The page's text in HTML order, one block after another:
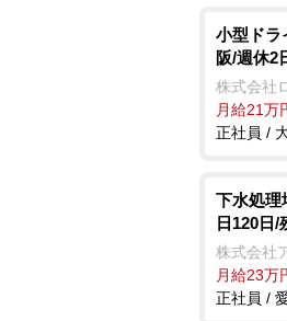
小型ドラ
阪/週休2
株式会社
月給21万
正社員 /
下水処理
日120日/
株式会社
月給23万
正社員 /